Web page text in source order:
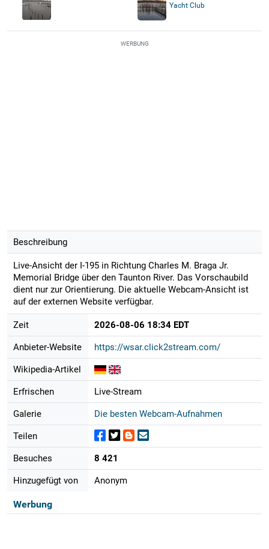
Yacht Club
WERBUNG
Beschreibung
Live-Ansicht der I-195 in Richtung Charles M. Braga Jr.
Memorial Bridge über den Taunton River. Das Vorschaubild
dient nur zur Orientierung. Die aktuelle Webcam-Ansicht ist
auf der externen Website verfügbar.
Zeit 2026-08-06 18:34 EDT
Anbieter-Website https://wsar.click2stream.com/
Wikipedia-Artikel
Erfrischen Live-Stream
Galerie Die besten Webcam-Aufnahmen
Teilen
Besuches 8 421
Hinzugefügt von Anonym
Werbung